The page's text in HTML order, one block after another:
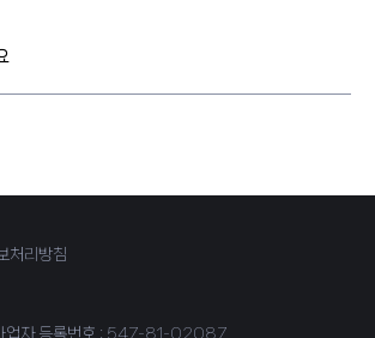
처리방침
업자 등록번호 : 547-81-02087